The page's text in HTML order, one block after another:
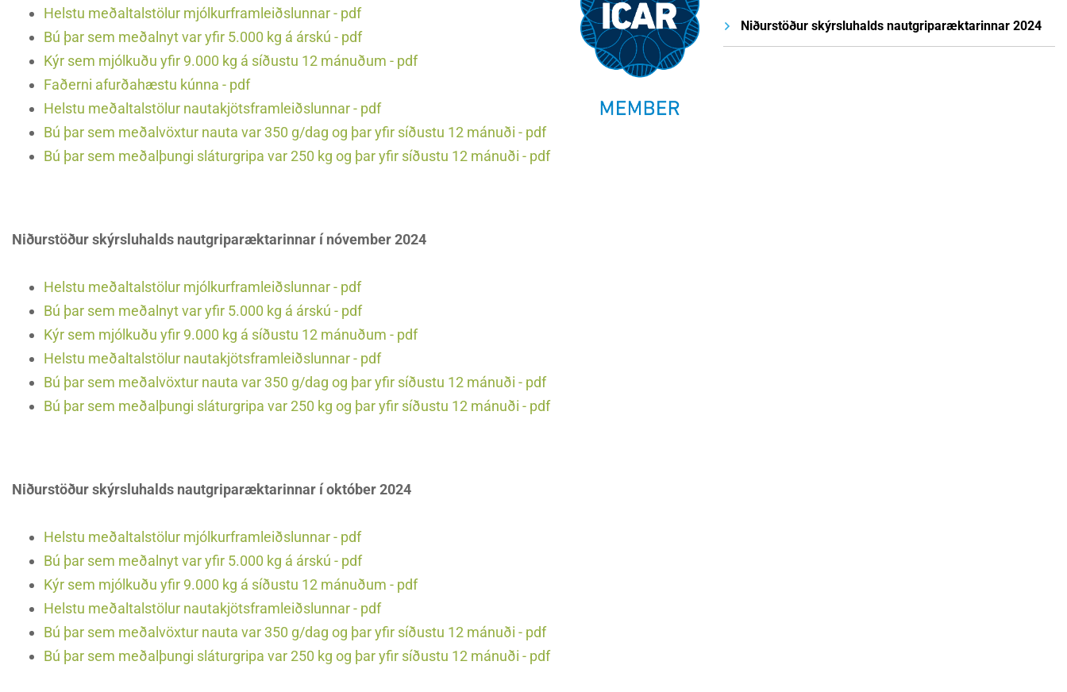
Helstu meðaltalstölur mjólkurframleiðslunnar - pdf
Bú þar sem meðalnyt var yfir 5.000 kg á árskú - pdf
Kýr sem mjólkuðu yfir 9.000 kg á síðustu 12 mánuðum - pdf
Faðerni afurðahæstu kúnna - pdf
Helstu meðaltalstölur nautakjötsframleiðslunnar - pdf
Bú þar sem meðalvöxtur nauta var 350 g/dag og þar yfir síðustu 12 mánuði - pdf
Bú þar sem meðalþungi sláturgripa var 250 kg og þar yfir síðustu 12 mánuði - pdf
Niðurstöður skýrsluhalds nautgriparæktarinnar í nóvember 2024
Helstu meðaltalstölur mjólkurframleiðslunnar - pdf
Bú þar sem meðalnyt var yfir 5.000 kg á árskú - pdf
Kýr sem mjólkuðu yfir 9.000 kg á síðustu 12 mánuðum - pdf
Helstu meðaltalstölur nautakjötsframleiðslunnar - pdf
Bú þar sem meðalvöxtur nauta var 350 g/dag og þar yfir síðustu 12 mánuði - pdf
Bú þar sem meðalþungi sláturgripa var 250 kg og þar yfir síðustu 12 mánuði - pdf
Niðurstöður skýrsluhalds nautgriparæktarinnar í október 2024
Helstu meðaltalstölur mjólkurframleiðslunnar - pdf
Bú þar sem meðalnyt var yfir 5.000 kg á árskú - pdf
Kýr sem mjólkuðu yfir 9.000 kg á síðustu 12 mánuðum - pdf
Helstu meðaltalstölur nautakjötsframleiðslunnar - pdf
Bú þar sem meðalvöxtur nauta var 350 g/dag og þar yfir síðustu 12 mánuði - pdf
Bú þar sem meðalþungi sláturgripa var 250 kg og þar yfir síðustu 12 mánuði - pdf
Niðurstöður skýrsluhalds nautgriparæktarinnar 2024